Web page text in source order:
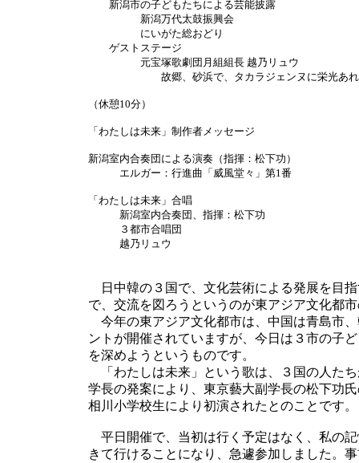
新潟市の子どもたちによる芸能披露
新潟万代太鼓振興会
にいがた総おどり
ゲストステージ
元宝塚歌劇団月組組長 越乃リュウ
故郷、砂浜で、タカラジェンヌに栄光あれ
（休憩10分）
「わたしは未来」制作者メッセージ
新潟室内合奏団による演奏（指揮：松下功）
エルガー：行進曲「威風堂々」第1番
「わたしは未来」合唱
新潟室内合奏団、指揮：松下功
３都市合唱団
越乃リュウ
日中韓の３国で、文化芸術による発展を目
で、交流を図ろうというのが東アジア文化都
今年の東アジア文化都市は、中国は青島市
ントが開催されていますが、今日は３市の子
を深めようというものです。
「わたしは未来」という歌は、３国の人た
学長の発案により、東京藝大副学長の松下功
相川小学校生により初演されたとのことです。
平日開催で、当初は行く予定はなく、私の
きて行けることになり、急遽参加しました。